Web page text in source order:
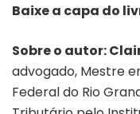
Baixe a capa do
Sobre o autor:
advogado, Mestre
Federal do Rio